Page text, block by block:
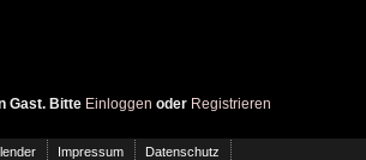
Gast. Bitte Einloggen oder Registrieren
Impressum Datenschutz